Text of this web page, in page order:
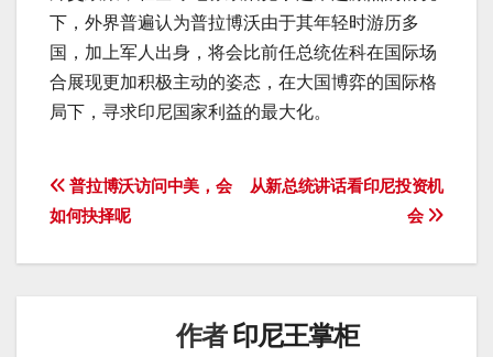
下，外界普遍认为普拉博沃由于其年轻时游历多
国，加上军人出身，将会比前任总统佐科在国际场
合展现更加积极主动的姿态，在大国博弈的国际格
局下，寻求印尼国家利益的最大化。
文
章
从新总统讲话看印尼投资机
会
普拉博沃访问中美，会
如何抉择呢
作者印尼王掌柜